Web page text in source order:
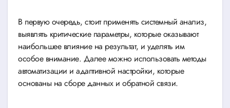
В первую очередь, стоит применять системный анализ,
выявлять критические параметры, которые оказывают
наибольшее влияние на результат, и уделять им
особое внимание. Далее можно использовать методы
автоматизации и адаптивной настройки, которые
основаны на сборе данных и обратной связи.